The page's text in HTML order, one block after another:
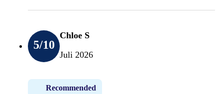
5/10
Chloe S
Juli 2026
Recommended